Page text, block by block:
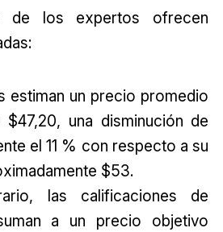
de los expertos ofrecen
estiman un precio promedio
una disminución de
el 11 % con respecto a su
$53.
las calificaciones de
a un precio objetivo